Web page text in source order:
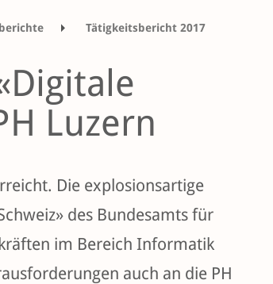
Tätigkeitsbericht 2017
Luzern
Die explosionsartige
des Bundesamts für
im Bereich Informatik
auch an die PH